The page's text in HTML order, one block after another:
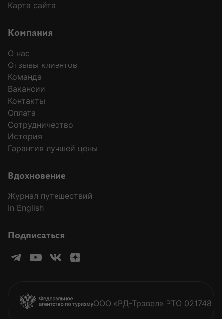
Карта сайта
Компания
О нас
Отзывы клиентов
Команда
Вакансии
Контакты
Оплата
Сотрудничество
История
Гарантия лучшей цены
Вдохновение
Журнал путешествий
In English
Подписаться
ООО «РД-Трэвел» РТО 021748